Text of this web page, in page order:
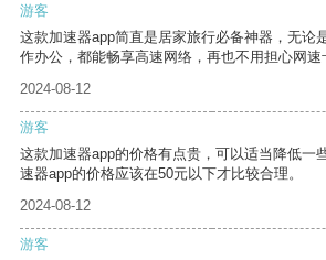
游客
这款加速器app简直是居家旅行必备神器，无论
作办公，都能畅享高速网络，再也不用担心网速
2024-08-12
游客
这款加速器app的价格有点贵，可以适当降低一
速器app的价格应该在50元以下才比较合理。
2024-08-12
游客